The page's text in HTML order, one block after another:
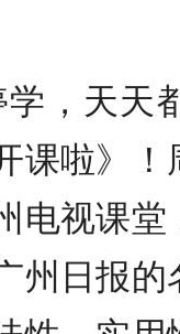
，天天
课啦》
电视课
州日报